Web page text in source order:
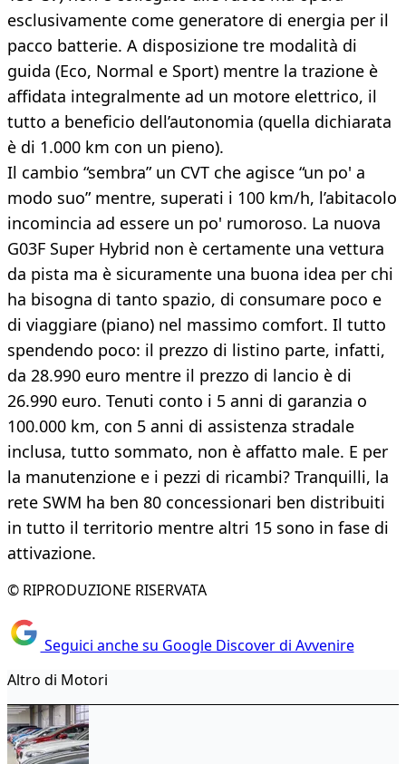
esclusivamente come generatore di energia per il
pacco batterie. A disposizione tre modalità di
guida (Eco, Normal e Sport) mentre la trazione è
affidata integralmente ad un motore elettrico, il
tutto a beneficio dell’autonomia (quella dichiarata
è di 1.000 km con un pieno).
Il cambio “sembra” un CVT che agisce “un po' a
modo suo” mentre, superati i 100 km/h, l’abitacolo
incomincia ad essere un po' rumoroso. La nuova
G03F Super Hybrid non è certamente una vettura
da pista ma è sicuramente una buona idea per chi
ha bisogna di tanto spazio, di consumare poco e
di viaggiare (piano) nel massimo comfort. Il tutto
spendendo poco: il prezzo di listino parte, infatti,
da 28.990 euro mentre il prezzo di lancio è di
26.990 euro. Tenuti conto i 5 anni di garanzia o
100.000 km, con 5 anni di assistenza stradale
inclusa, tutto sommato, non è affatto male. E per
la manutenzione e i pezzi di ricambi? Tranquilli, la
rete SWM ha ben 80 concessionari ben distribuiti
in tutto il territorio mentre altri 15 sono in fase di
attivazione.
© RIPRODUZIONE RISERVATA
Seguici anche su Google Discover di Avvenire
Altro di Motori